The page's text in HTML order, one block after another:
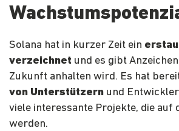
Solana hat in kurzer Zeit ein
verzeichnet und es gibt
Zukunft anhalten wird. Es hat
von Unterstützern und
viele interessante Projekte, die
werden.